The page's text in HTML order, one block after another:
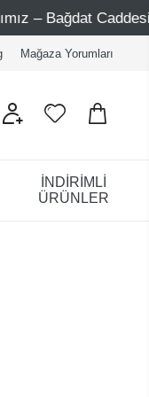
1 - Bağdat
Mağaza Yorumları
İNDİRİMLİ
ÜRÜNLER